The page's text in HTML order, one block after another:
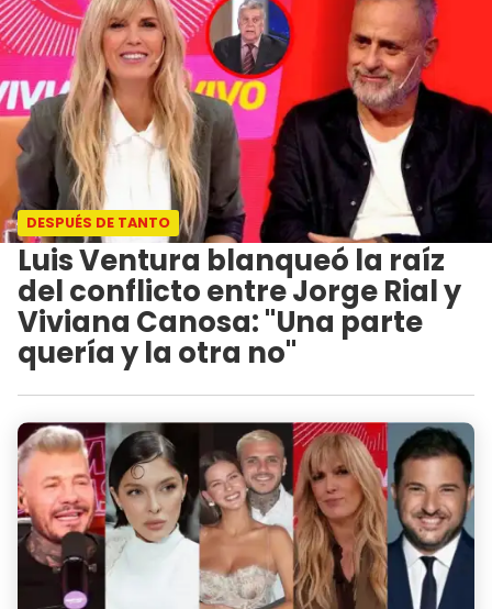
DESPUÉS DE TANTO
Luis Ventura blanqueó la raíz
del conflicto entre Jorge Rial y
Viviana Canosa: "Una parte
quería y la otra no"